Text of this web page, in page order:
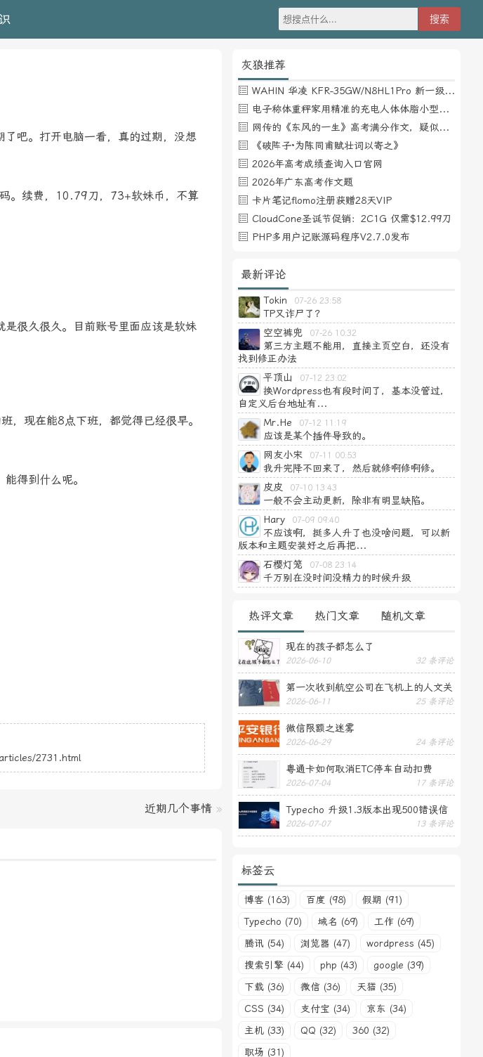
吧。打开电脑一看，真的过期，没想
。续费，10.79刀，73+软妹币，不算
很久很久。目前账号里面应该是软妹
，现在能8点下班，都觉得已经很早。
得到什么呢。
2731.html
近期几个事情 »
灰狼推荐
WAHIN 华凌 KFR-35GW/N8HL1Pro 新一级能效 壁挂式空调 1.5匹
电子称体重秤家用精准的充电人体体脂小型称重支持HUAWEI HiLink
网传的《东风的一生》高考满分作文，疑似自媒体或其他渠道炒作
《破阵子·为陈同甫赋壮词以寄之》
2026年高考成绩查询入口官网
2026年广东高考作文题
卡片笔记flomo注册获赠28天VIP
CloudCone圣诞节促销：2C1G 仅需$12.99刀
PHP多用户记账源码程序V2.7.0发布
最新评论
Tokin 07-26 23:58
TP又诈尸了？
空空裤兜
07-26 10:32
第三方主题不能用，直接主页空白，还没有
找到修正办法
平顶山
07-12 23:02
换Wordpress也有段时间了，基本没管过，
自定义后台地址有...
Mr.He
07-12 11:19
应该是某个插件导致的。
网友小宋
07-11 00:53
我升完降不回来了，然后就修啊修啊修。
皮皮
07-10 13:43
一般不会主动更新，除非有明显缺陷。
Hary
07-09 09:40
不应该啊，挺多人升了也没啥问题，可以新
版本和主题安装好之后再把...
石樱灯笼
07-08 23:14
千万别在没时间没精力的时候升级
热评文章 热门文章 随机文章
现在的孩子都怎么了
2026-06-10 32 条评论
第一次收到航空公司在飞机上的人文关
怀——送生日贺卡
2026-06-11 25 条评论
微信限额之迷雾
2026-06-29 24 条评论
粤通卡如何取消ETC停车自动扣费
2026-07-04 17 条评论
Typecho 升级1.3版本出现500错误信
息
2026-07-07 13 条评论
标签云
博客 (163) 百度 (98)
假期 (91)
Typecho (70)
域名 (69)
工作 (69)
腾讯 (54)
浏览器 (47)
wordpress (45)
搜索引擎 (44)
php (43)
google (39)
下载 (36)
微信 (36)
天猫 (35)
CSS (34)
支付宝 (34)
京东 (34)
主机 (33)
QQ (32)
360 (32)
职场 (31)